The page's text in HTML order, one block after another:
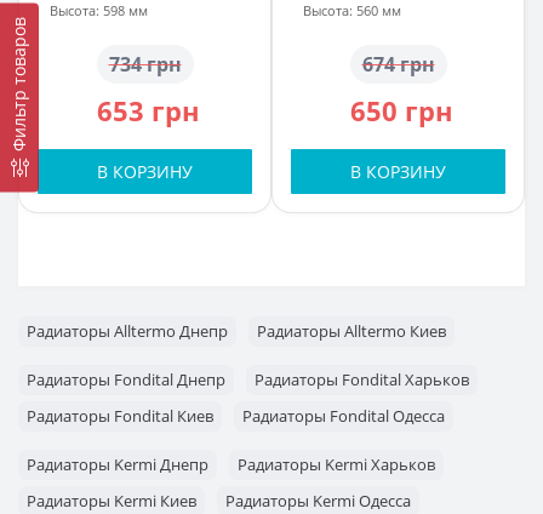
Фильтр товаров
Высота: 598 мм
734 грн
653 грн
В КОРЗИНУ
Высота: 560 мм
674 грн
650 грн
В КОРЗИНУ
Радиаторы Alltermo Днепр Радиаторы Alltermo Киев
Радиаторы Fondital Днепр
Радиаторы Fondital Харьков
Радиаторы Fondital Киев
Радиаторы Fondital Одесса
Радиаторы Kermi Днепр
Радиаторы Kermi Харьков
Радиаторы Kermi Киев
Радиаторы Kermi Одесса